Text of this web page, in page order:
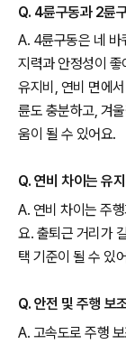
Q. 4륜구동과 2륜
A. 4륜구동은 네 바
지력과 안정성이
유지비, 연비 면에
륜도 충분하고, 겨
움이 될 수 있어요.
Q. 연비 차이는 유
A. 연비 차이는 주
요. 출퇴근 거리가
택 기준이 될 수 있
Q. 안전 및 주행 보
A. 고속도로 주행